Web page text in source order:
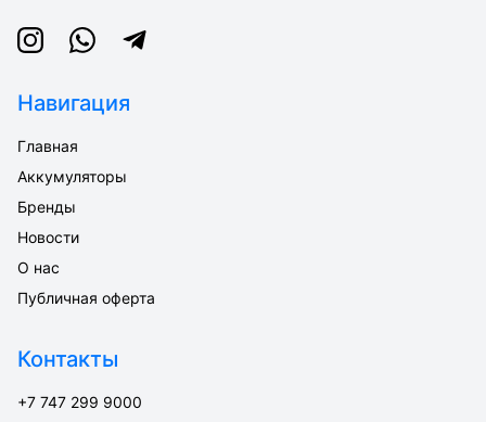
InstagramWhatsappTelegram
Навигация
Главная
Аккумуляторы
Бренды
Новости
О нас
Публичная оферта
Контакты
+7 747 299 9000